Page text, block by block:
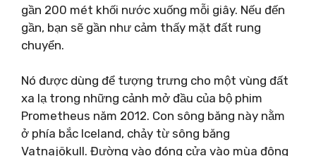
gần 200 mét khối nước xuống mỗi giây. Nếu đến
gần, bạn sẽ gần như cảm thấy mặt đất rung
chuyển.
Nó được dùng để tượng trưng cho một vùng đất
xa lạ trong những cảnh mở đầu của bộ phim
Prometheus năm 2012. Con sông băng này nằm
ở phía bắc Iceland, chảy từ sông băng
Vatnajökull. Đường vào đóng cửa vào mùa đông